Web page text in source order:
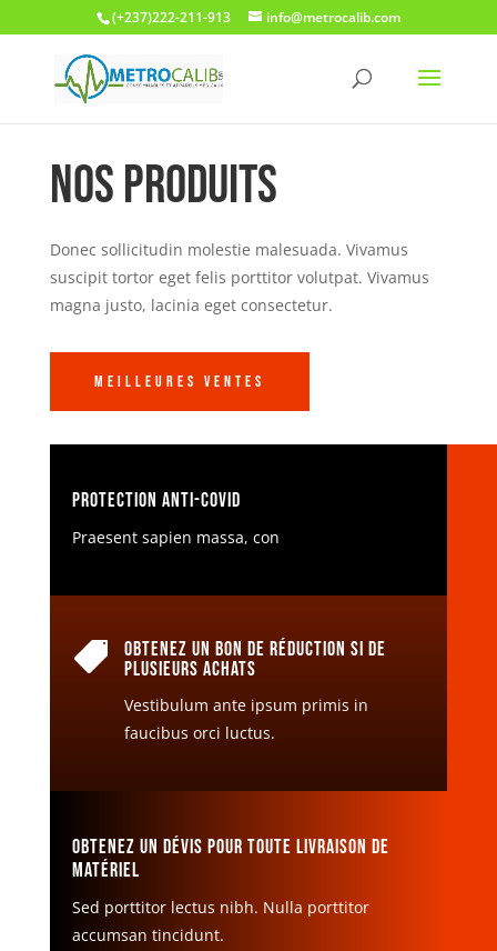
(+237)222-211-913 info@metrocalib.com
Nos Produits
Donec sollicitudin molestie malesuada. Vivamus
suscipit tortor eget felis porttitor volutpat. Vivamus
magna justo, lacinia eget consectetur.
Meilleures ventes
Protection anti-covid
Praesent sapien massa, con

Obtenez un bon de réduction si de
plusieurs achats
Vestibulum ante ipsum primis in
faucibus orci luctus.
Obtenez un dévis pour toute livraison de
matériel
Sed porttitor lectus nibh. Nulla porttitor
accumsan tincidunt.